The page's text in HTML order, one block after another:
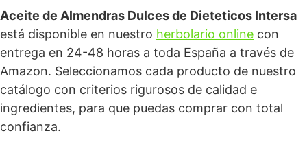
Aceite de Almendras Dulces de Dieteticos Intersa
está disponible en nuestro herbolario online con
entrega en 24-48 horas a toda España a través de
Amazon. Seleccionamos cada producto de nuestro
catálogo con criterios rigurosos de calidad e
ingredientes, para que puedas comprar con total
confianza.